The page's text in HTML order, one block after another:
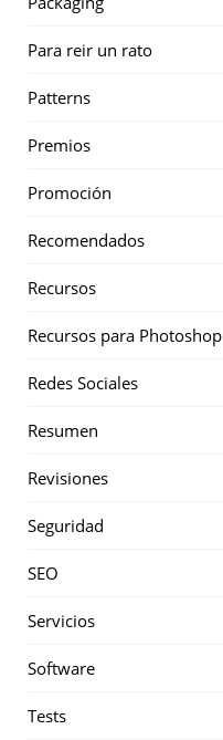
Para reir un rato
Patterns
Premios
Promoción
Recomendados
Recursos
Recursos para Photoshop
Redes Sociales
Resumen
Revisiones
Seguridad
SEO
Servicios
Software
Tests